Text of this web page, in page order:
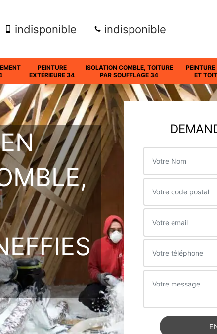
indisponible indisponible
PEINTURE
EXTÉRIEURE 34
ISOLATION COMBLE, TOITURE
PAR SOUFFLAGE 34
PEINTURE
ET